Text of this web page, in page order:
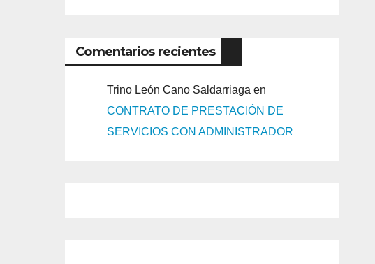
Comentarios recientes
Trino León Cano Saldarriaga en
CONTRATO DE PRESTACIÓN DE
SERVICIOS CON ADMINISTRADOR